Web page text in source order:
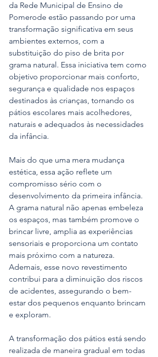
da Rede Municipal de Ensino de
Pomerode estão passando por uma
transformação significativa em seus
ambientes externos, com a
substituição do piso de brita por
grama natural. Essa iniciativa tem como
objetivo proporcionar mais conforto,
segurança e qualidade nos espaços
destinados às crianças, tornando os
pátios escolares mais acolhedores,
naturais e adequados às necessidades
da infância.
Mais do que uma mera mudança
estética, essa ação reflete um
compromisso sério com o
desenvolvimento da primeira infância.
A grama natural não apenas embeleza
os espaços, mas também promove o
brincar livre, amplia as experiências
sensoriais e proporciona um contato
mais próximo com a natureza.
Ademais, esse novo revestimento
contribui para a diminuição dos riscos
de acidentes, assegurando o bem-
estar dos pequenos enquanto brincam
e exploram.
A transformação dos pátios está sendo
realizada de maneira gradual em todas